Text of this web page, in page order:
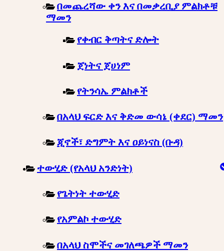
በመጨረሻው ቀን እና በመቃረቢያ ምልክቶቹ
ማመን
የቀብር ቅጣትና ድሎት
ጀነትና ጀሀነም
የትንሳኤ ምልክቶች
በአላህ ፍርድ እና ቅድመ ውሳኔ (ቀደር) ማመን
ጂኖች፣ ድግምት እና ዐይነናስ (ቡዳ)
ተውሂድ (የአላህ አንድነት)
የጌትነት ተውሂድ
የአምልኮ ተውሂድ
በአላህ ስሞችና መገለጫዎች ማመን